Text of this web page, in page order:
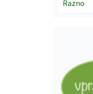
Razno